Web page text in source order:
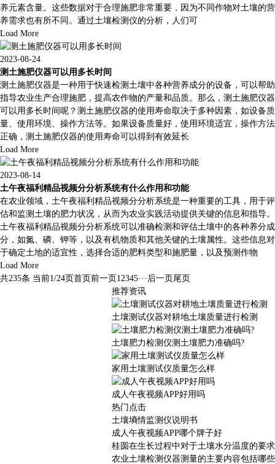
养元素含量。这些数据对于合理施肥非常重要，因为不同作物对土壤的营
养需求也有所不同。通过土壤检测仪的分析，人们可
Load More
2023-08-24
测土施肥仪器可以用多长时间
测土施肥仪器是一种用于快速检测土壤中各种营养成分的设备，可以帮助
指导农业生产合理施肥，提高农作物的产量和品质。那么，测土施肥仪器
可以用多长时间呢？测土施肥仪器的使用寿命取决于多种因素，如设备质
量、使用环境、操作方法等。如果设备质量好，使用环境适宜，操作方法
正确，测土施肥仪器的使用寿命可以得到有效延长
Load More
2023-08-14
土午夜福利精品视频分分析系统有什么作用和功能
在农业领域，土午夜福利精品视频分分析系统是一种重要的工具，用于评
估和监测土壤的肥力状况，从而为农业实践活动提供关键的信息和指导。
土午夜福利精品视频分分析系统可以准确检测和评估土壤中的各种养分成
分，如氮、磷、钾等，以及有机物质和其他关键的土壤属性。这些信息对
于确定土地的适宜性，选择合适的肥料类型和施肥量，以及预测作物
Load More
共235条 当前1/24页首页前一页12345··· 后一页尾页
推荐资讯
土壤测试仪器对耕地土壤质量进行检测
土壤肥力检测仪测土壤肥力准确吗?
家用土壤测试仪质量怎么样
成人午夜视频APP好用吗
热门点击
土壤墒情监测仪说明书
成人午夜视频APP哪个牌子好
桂圆在生长过程中对于土壤水分温度的要求
农业土壤检测仪器测量的主要内容包括哪些